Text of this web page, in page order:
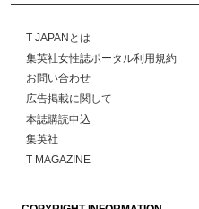
T JAPANとは
集英社女性誌ポータル利用規約
お問い合わせ
広告掲載に関して
本誌購読申込
集英社
T MAGAZINE